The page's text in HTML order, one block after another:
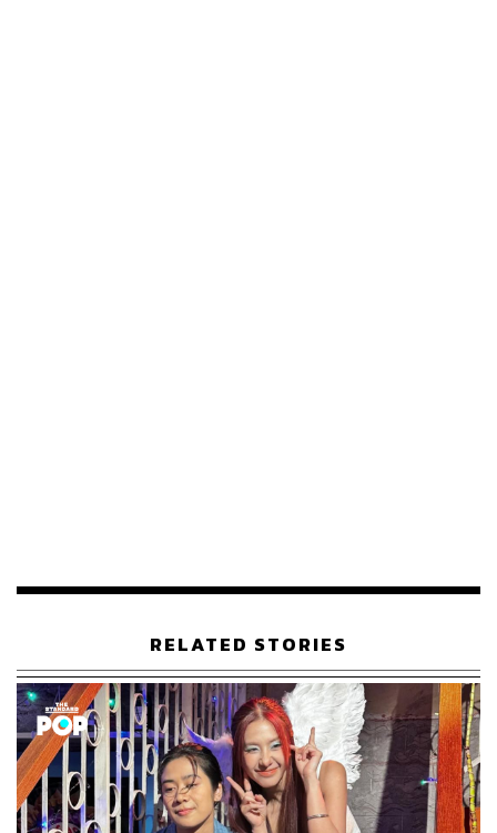
ประกาศยุบวงไปเมื่อหลายเดือนก่อน หลังควันไฟจากข่าวร้าย
ด้วยการเปิดตัวในฐานะศิลปินเดี่ยวกับซิงเกิลแรก
ขณะเดียวกัน ในวันนี้เขาก็มีหมวกอีกใบในสถานะผู้บริหาร
ค่ายเพลง Holy Fox ค่ายลูกในเครือ LOVEiS ร่วมกับ มน-ชุติ
มน วิจิตรทฤษฎี อดีตสมาชิกวง Room39 ทั้งหมดคือก้าวแรก
บนเส้นทางสายใหม่ที่เขาบอกว่าเสี่ยง แต่ก็คุ้มค่าที่จะออกจาก
คอมฟอร์ตโซน
RELATED STORIES